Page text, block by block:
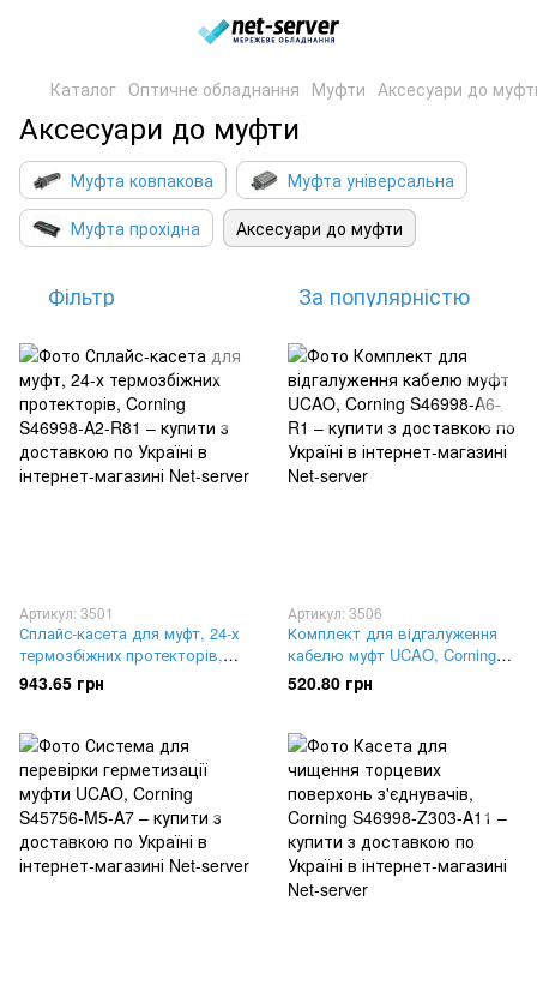
Каталог Оптичне обладнання Муфти Аксесуари до
Аксесуари до муфти
Муфта ковпакова
Муфта універсальна
Муфта прохідна
Аксесуари до муфти
Фільтр За популярністю
Артикул: 3501
Сплайс-касета для муфт, 24-х
термозбіжних протекторів,
Corning S46998-A2-R81
943.65 грн
Артикул: 3506
Комплект для відгалуження
кабелю муфт UCAO, Corning
S46998-A6-R1
520.80 грн